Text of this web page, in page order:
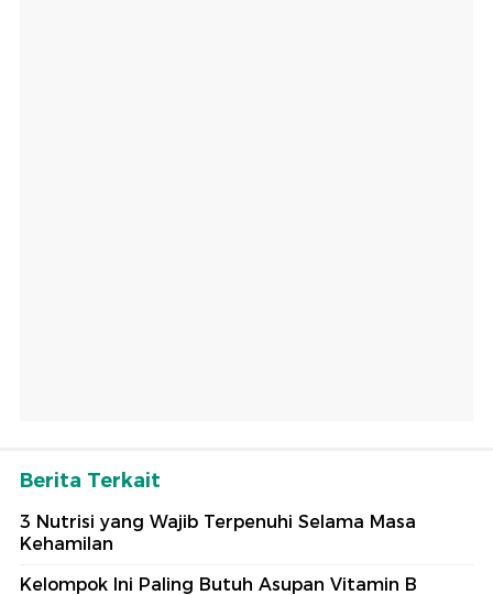
Berita Terkait
3 Nutrisi yang Wajib Terpenuhi Selama Masa
Kehamilan
Kelompok Ini Paling Butuh Asupan Vitamin B